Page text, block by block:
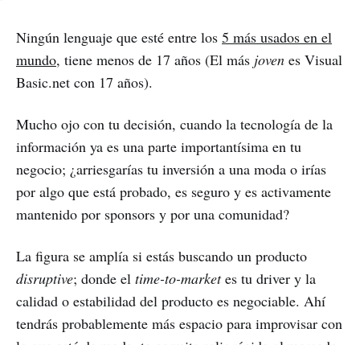
Ningún lenguaje que esté entre los 5 más usados en el
mundo, tiene menos de 17 años (El más joven es Visual
Basic.net con 17 años).
Mucho ojo con tu decisión, cuando la tecnología de la
información ya es una parte importantísima en tu
negocio; ¿arriesgarías tu inversión a una moda o irías
por algo que está probado, es seguro y es activamente
mantenido por sponsors y por una comunidad?
La figura se amplía si estás buscando un producto
disruptive; donde el time-to-marketes tu driver y la
calidad o estabilidad del producto es negociable. Ahí
tendrás probablemente más espacio para improvisar con